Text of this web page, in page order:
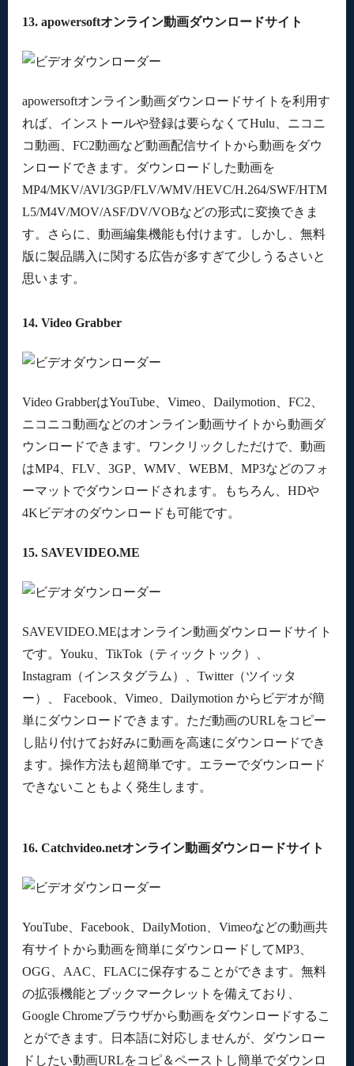
13. apowersoftオンライン動画ダウンロードサイト
apowersoftオンライン動画ダウンロードサイトを利用す
れば、インストールや登録は要らなくてHulu、ニコニ
コ動画、FC2動画など動画配信サイトから動画をダウ
ンロードできます。ダウンロードした動画を
MP4/MKV/AVI/3GP/FLV/WMV/HEVC/H.264/SWF/HTM
L5/M4V/MOV/ASF/DV/VOBなどの形式に変換できま
す。さらに、動画編集機能も付けます。しかし、無料
版に製品購入に関する広告が多すぎて少しうるさいと
思います。
14. Video Grabber
Video GrabberはYouTube、Vimeo、Dailymotion、FC2、
ニコニコ動画などのオンライン動画サイトから動画ダ
ウンロードできます。ワンクリックしただけで、動画
はMP4、FLV、3GP、WMV、WEBM、MP3などのフォ
ーマットでダウンロードされます。もちろん、HDや
4Kビデオのダウンロードも可能です。
15. SAVEVIDEO.ME
SAVEVIDEO.MEはオンライン動画ダウンロードサイト
です。Youku、TikTok（ティックトック）、
Instagram（インスタグラム）、Twitter（ツイッタ
ー）、 Facebook、Vimeo、Dailymotion からビデオが簡
単にダウンロードできます。ただ動画のURLをコピー
し貼り付けてお好みに動画を高速にダウンロードでき
ます。操作方法も超簡単です。エラーでダウンロード
できないこともよく発生します。
16. Catchvideo.netオンライン動画ダウンロードサイト
YouTube、Facebook、DailyMotion、Vimeoなどの動画共
有サイトから動画を簡単にダウンロードしてMP3、
OGG、AAC、FLACに保存することができます。無料
の拡張機能とブックマークレットを備えており、
Google Chromeブラウザから動画をダウンロードするこ
とができます。日本語に対応しませんが、ダウンロー
ドしたい動画URLをコピ＆ペーストし簡単でダウンロ